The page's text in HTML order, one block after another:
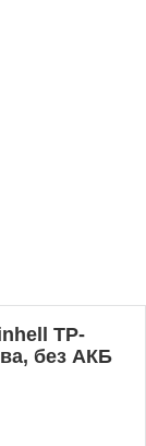
TP-
без АКБ